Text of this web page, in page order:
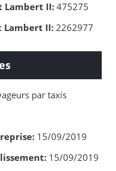
Lambert II: 475275
Lambert II: 2262977
par taxis
15/09/2019
15/09/2019